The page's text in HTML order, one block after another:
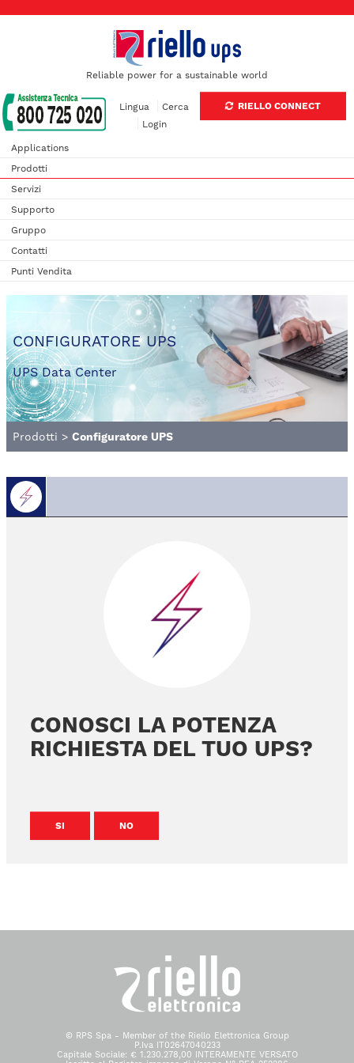
Reliable power for a sustainable world
RIELLO CONNECT
Lingua
Cerca
Login
Applications
Prodotti
Servizi
Supporto
Gruppo
Contatti
Punti Vendita
CONFIGURATORE UPS
UPS Data Center
Prodotti > Configuratore UPS
CONOSCI LA POTENZA
RICHIESTA DEL TUO UPS?
SI NO
© RPS Spa - Member of the Riello Elettronica Group
P.Iva IT02647040233
Capitale Sociale: € 1.230.278,00 INTERAMENTE VERSATO